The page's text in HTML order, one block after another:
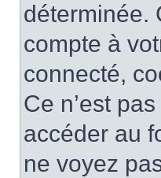
déterminée.
compte à
connecté,
Ce n’est
accéder au
ne voyez